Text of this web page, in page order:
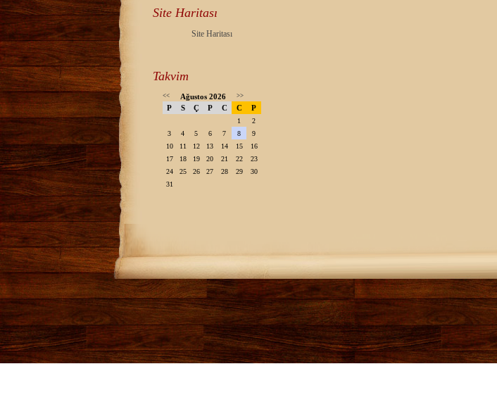
Site Haritası
Site Haritası
Takvim
<< Ağustos 2026 >>
P S Ç P C C P
1
2
3
4 5 6 7 8
9
10
11 12 13 14 15
16
17
18 19 20 21 22
23
24
25 26 27 28 29
30
31